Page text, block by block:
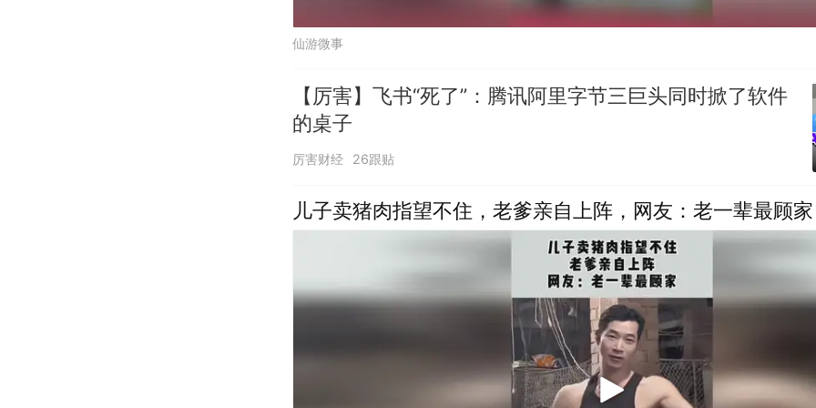
仙游微事
【厉害】飞书“死了”：腾讯阿里字节三巨头同时掀了软件
的桌子
厉害财经 26跟贴
儿子卖猪肉指望不住，老爹亲自上阵，网友：老一辈最顾